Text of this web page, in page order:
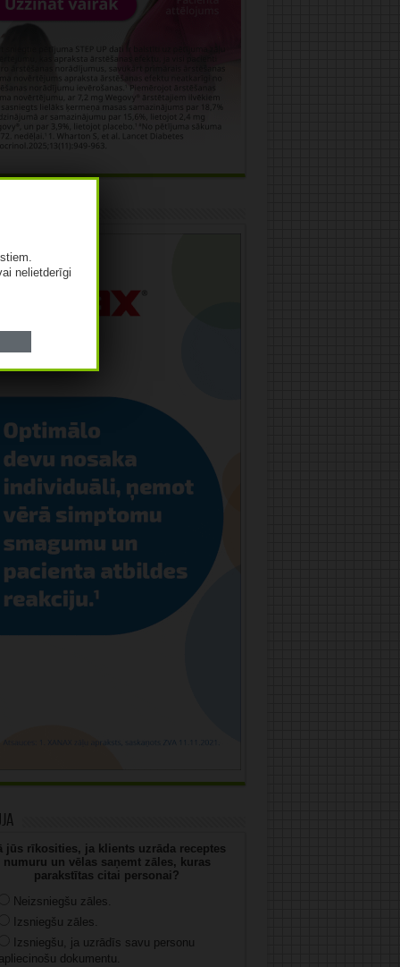
jūs rīkosities, ja klients uzrāda receptes
numuru un vēlas saņemt zāles, kuras
parakstītas citai personai?
Neizsniegšu zāles.
Izsniegšu zāles.
Izsniegšu, ja uzrādīs savu personu
dokumentu.
nelietderīgi